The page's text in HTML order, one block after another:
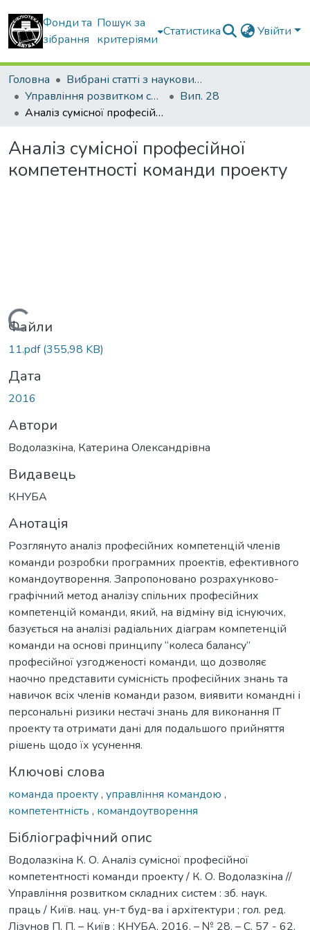
Фонди та
зібрання
Пошук за
критеріями
Статистика Увійти
Головна
Вибрані статті з наукових збірників КНУБА
Управління розвитком складних систем
Вип. 28
Аналіз сумісної професійної компетентності команди проекту
Аналіз сумісної професійної
компетентності команди проекту
Вантажиться...
Файли
11.pdf(355,98 KB)
Дата
2016
Автори
Водолазкіна, Катерина Олександрівна
Видавець
КНУБА
Анотація
Розглянуто аналіз професійних компетенцій членів
команди розробки програмних проектів, ефективного
командоутворення. Запропоновано розрахунково-
графічний метод аналізу спільних професійних
компетенцій команди, який, на відміну від існуючих,
базується на аналізі радіальних діаграм компетенцій
команди на основі принципу “колеса балансу”
професійної узгодженості команди, що дозволяє
наочно представити сумісність професійних знань та
навичок всіх членів команди разом, виявити командні і
персональні ризики нестачі знань для виконання IT
проекту та отримати дані для подальшого прийняття
рішень щодо їх усунення.
Ключові слова
команда проекту, управління командою ,
компетентність , командоутворення
Бібліографічний опис
Водолазкіна К. О. Аналіз сумісної професійної
компетентності команди проекту / К. О. Водолазкіна //
Управління розвитком складних систем : зб. наук.
праць / Київ. нац. ун-т буд-ва і архітектури ; гол. ред.
Лізунов П. П. – Київ : КНУБА, 2016. – № 28. – С. 57 - 62.